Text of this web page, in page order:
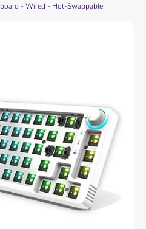
- Wired - Hot-Swappable